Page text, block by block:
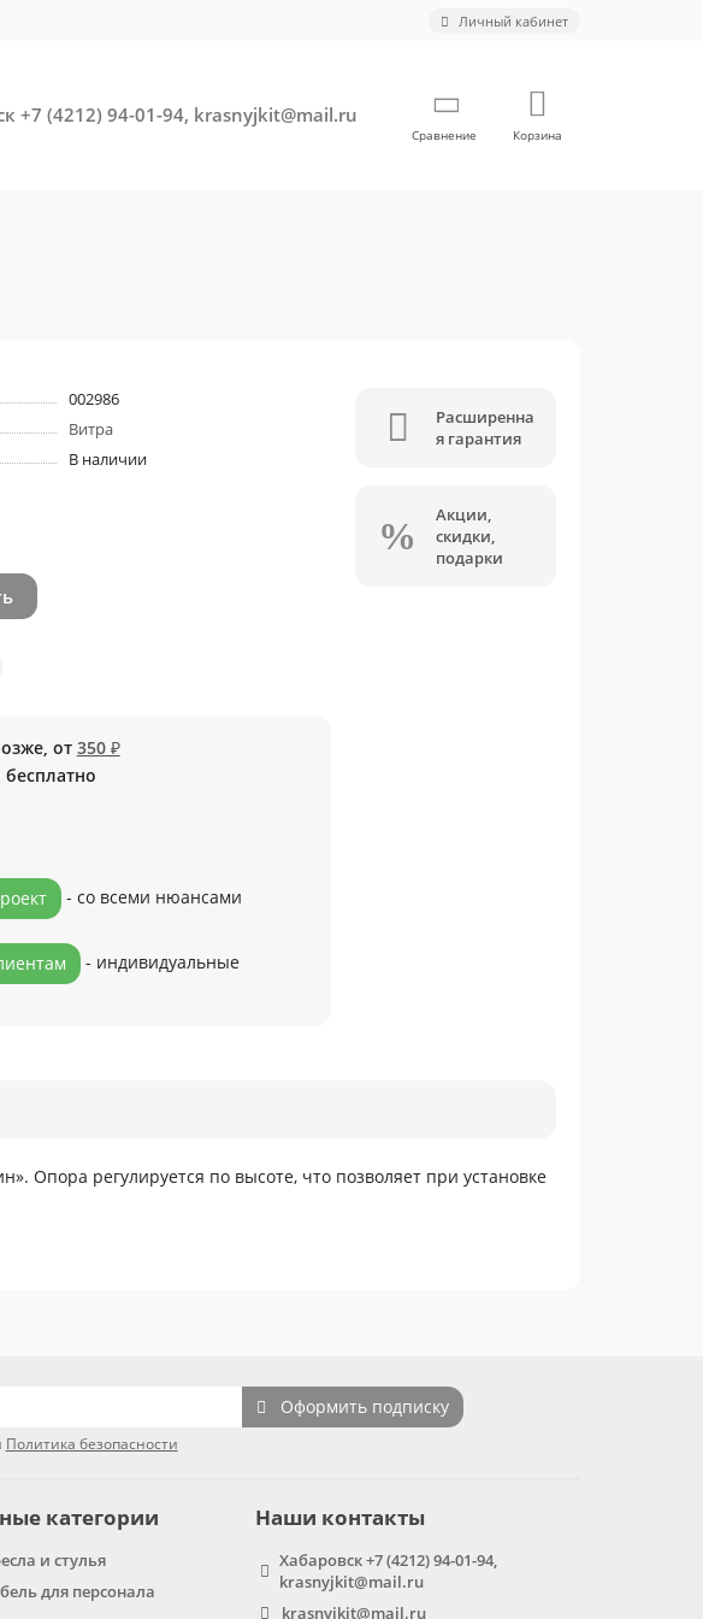
Личный кабинет
+7 (4212) 94-01-94, krasnyjkit@mail.ru
Сравнение Корзина
002986
Витра
В наличии
от 350 ₽
- со всеми нюансами
- индивидуальные
Расширенна
я гарантия
Акции,
скидки,
подарки
Опора регулируется по высоте, что позволяет при установке
Оформить подписку
Политика безопасности
категории
и стулья
для персонала
Наши контакты
Хабаровск +7 (4212) 94-01-94,
krasnyjkit@mail.ru
krasnyjkit@mail.ru